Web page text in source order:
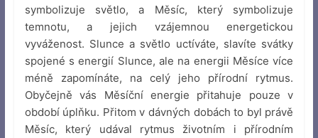
symbolizuje světlo, a Měsíc, který symbolizuje
temnotu, a jejich vzájemnou energetickou
vyváženost. Slunce a světlo uctíváte, slavíte svátky
spojené s energií Slunce, ale na energii Měsíce více
méně zapomínáte, na celý jeho přírodní rytmus.
Obyčejně vás Měsíční energie přitahuje pouze v
období úplňku. Přitom v dávných dobách to byl právě
Měsíc, který udával rytmus životním i přírodním